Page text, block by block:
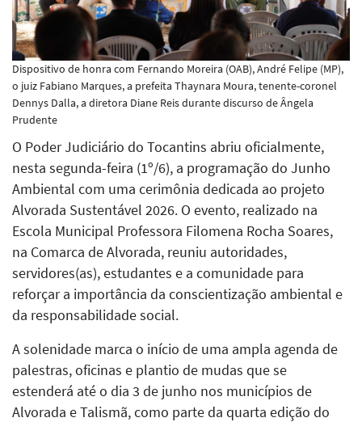
Dispositivo de honra com Fernando Moreira (OAB), André Felipe (MP),
o juiz Fabiano Marques, a prefeita Thaynara Moura, tenente-coronel
Dennys Dalla, a diretora Diane Reis durante discurso de Ângela
Prudente
O Poder Judiciário do Tocantins abriu oficialmente,
nesta segunda-feira (1º/6), a programação do Junho
Ambiental com uma cerimônia dedicada ao projeto
Alvorada Sustentável 2026. O evento, realizado na
Escola Municipal Professora Filomena Rocha Soares,
na Comarca de Alvorada, reuniu autoridades,
servidores(as), estudantes e a comunidade para
reforçar a importância da conscientização ambiental e
da responsabilidade social.
A solenidade marca o início de uma ampla agenda de
palestras, oficinas e plantio de mudas que se
estenderá até o dia 3 de junho nos municípios de
Alvorada e Talismã, como parte da quarta edição do